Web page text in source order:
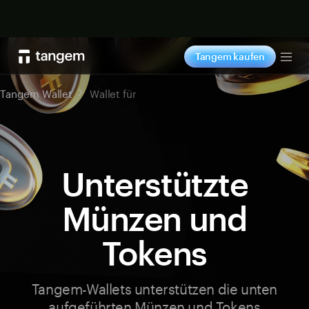
Tangem kaufen
Tangem Wallet Wallet für
Unterstützte
Münzen und
Tokens
Tangem-Wallets unterstützen die unten